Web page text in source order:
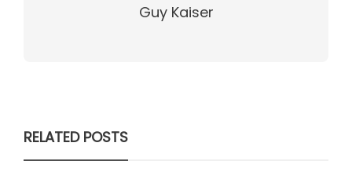
Guy Kaiser
RELATED POSTS